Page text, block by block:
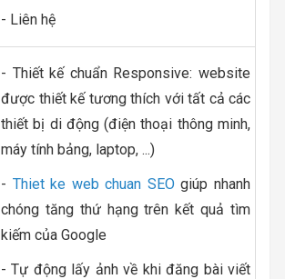
- Liên hệ
- Thiết kế chuẩn Responsive: website
được thiết kế tương thích với tất cả các
thiết bị di động (điện thoại thông minh,
máy tính bảng, laptop, ...)
- Thiet ke web chuan SEOgiúp nhanh
chóng tăng thứ hạng trên kết quả tìm
kiếm của Google
- Tự động lấy ảnh về khi đăng bài viết